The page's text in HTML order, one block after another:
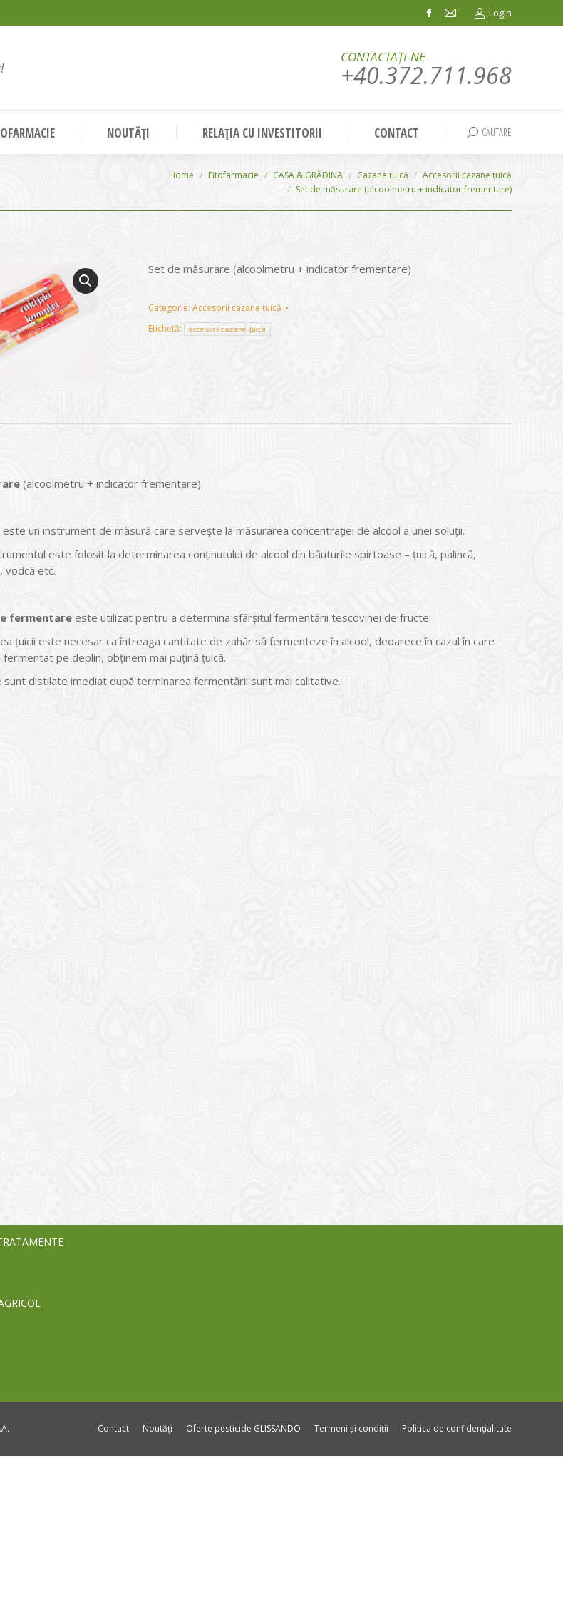
Facebook
in
window
Mail
in
window
Login
CONTACTAȚI-NE
+40.372.711.968
NOUTĂȚI RELAȚIA CU INVESTITORII CONTACT Search:
CĂUTARE
Home Fitofarmacie CASA & GRĂDINA Cazane țuică
Accesorii cazane țuică
Set de măsurare (alcoolmetru + indicator frementare)
Set de măsurare (alcoolmetru + indicator frementare)
Categorie: Accesorii cazane țuică
Etichetă:
accesorii cazane țuică
(alcoolmetru + indicator frementare)
este un instrument de măsură care servește la măsurarea concentrației de alcool a unei soluții.
este folosit la determinarea conținutului de alcool din băuturile spirtoase – țuică, palincă,
vodcă etc.
fermentare este utilizat pentru a determina sfârșitul fermentării tescovinei de fructe.
țuicii este necesar ca întreaga cantitate de zahăr să fermenteze în alcool, deoarece în cazul în care
fermentat pe deplin, obținem mai puțină țuică.
sunt distilate imediat după terminarea fermentării sunt mai calitative.
Contact Noutăți Oferte pesticide GLISSANDO Termeni și condiții Politica de confidențialitate